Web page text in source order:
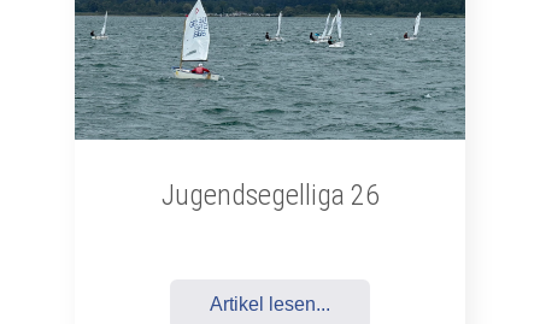
Jugendsegelliga 26
Artikel lesen...